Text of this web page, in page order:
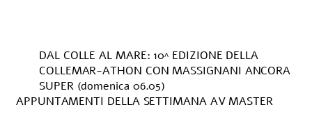
DAL COLLE AL MARE: 10^ EDIZIONE DELLA
COLLEMAR-ATHON CON MASSIGNANI ANCORA
SUPER (domenica 06.05)
APPUNTAMENTI DELLA SETTIMANA AV MASTER